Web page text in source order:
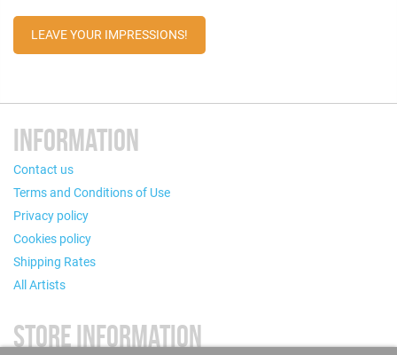
LEAVE YOUR IMPRESSIONS!
INFORMATION
Contact us
Terms and Conditions of Use
Privacy policy
Cookies policy
Shipping Rates
All Artists
STORE INFORMATION